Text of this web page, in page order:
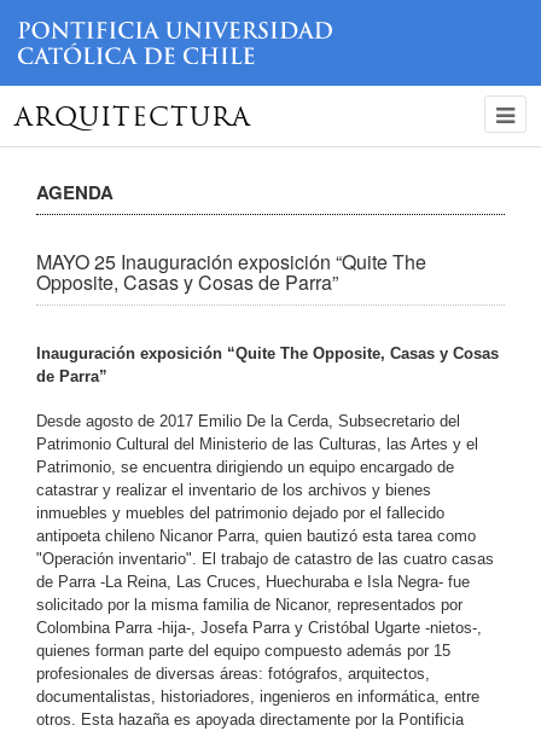
ARQUITECTURA
AGENDA
MAYO 25 Inauguración exposición “Quite The
Opposite, Casas y Cosas de Parra”
Inauguración exposición “Quite The Opposite, Casas y Cosas
de Parra”
Desde agosto de 2017 Emilio De la Cerda, Subsecretario del
Patrimonio Cultural del Ministerio de las Culturas, las Artes y el
Patrimonio, se encuentra dirigiendo un equipo encargado de
catastrar y realizar el inventario de los archivos y bienes
inmuebles y muebles del patrimonio dejado por el fallecido
antipoeta chileno Nicanor Parra, quien bautizó esta tarea como
"Operación inventario". El trabajo de catastro de las cuatro casas
de Parra -La Reina, Las Cruces, Huechuraba e Isla Negra- fue
solicitado por la misma familia de Nicanor, representados por
Colombina Parra -hija-, Josefa Parra y Cristóbal Ugarte -nietos-,
quienes forman parte del equipo compuesto además por 15
profesionales de diversas áreas: fotógrafos, arquitectos,
documentalistas, historiadores, ingenieros en informática, entre
otros. Esta hazaña es apoyada directamente por la Pontificia